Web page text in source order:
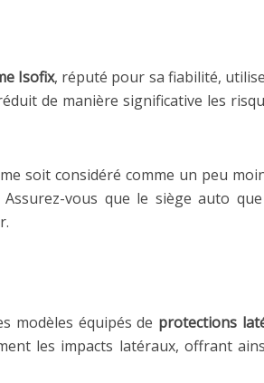
Isofix, réputé pour sa fiabilité,
de manière significative les
soit considéré comme un peu
Assurez-vous que le siège auto
modèles équipés de protections
les impacts latéraux, offrant